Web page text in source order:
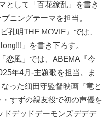
として「百花繚乱」を書き
ニングテーマを担当。
孔明THE MOVIE』では、
」を書き下ろす。
恋風」では、ABEMA『今
年4月-主題歌を担当。ま
った細田守監督映画『竜と
すずの親友役で初の声優を
ドデッドデーモンズデデデ